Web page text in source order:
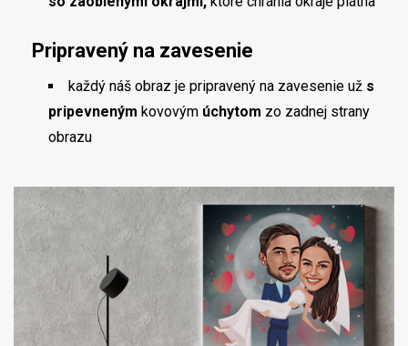
Pripravený na zavesenie
každý náš obraz je pripravený na zavesenie už s
pripevneným kovovým úchytom zo zadnej strany
obrazu